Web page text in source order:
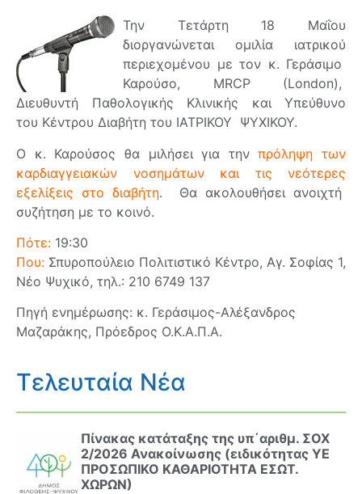
Την Τετάρτη 18 Μαΐου
διοργανώνεται ομιλία ιατρικού
περιεχομένου με τον κ. Γεράσιμο
Καρούσο, MRCP (London),
Διευθυντή Παθολογικής Κλινικής και Υπεύθυνο
του Κέντρου Διαβήτη του ΙΑΤΡΙΚΟΥ ΨΥΧΙΚΟΥ.
Ο κ. Καρούσος θα μιλήσει για τηνπρόληψη των
καρδιαγγειακών νοσημάτων και τις νεότερες
εξελίξεις στο διαβήτη. Θα ακολουθήσει ανοιχτή
συζήτηση με το κοινό.
Πότε: 19:30
Που: Σπυροπούλειο Πολιτιστικό Κέντρο, Αγ. Σοφίας 1,
Νέο Ψυχικό, τηλ.: 210 6749 137
Πηγή ενημέρωσης: κ. Γεράσιμος-Αλέξανδρος
Μαζαράκης, Πρόεδρος Ο.Κ.Α.Π.Α.
Τελευταία Νέα
Πίνακας κατάταξης της υπ΄αριθμ. ΣΟΧ
2/2026 Ανακοίνωσης (ειδικότητας ΥΕ
ΠΡΟΣΩΠΙΚΟ ΚΑΘΑΡΙΟΤΗΤΑ ΕΣΩΤ.
ΧΩΡΩΝ)